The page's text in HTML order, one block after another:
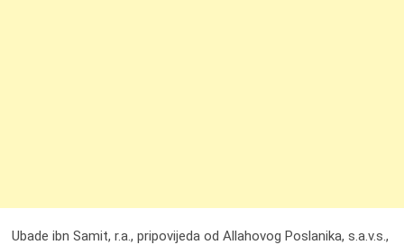
Ubade ibn Samit, r.a., pripovijeda od Allahovog Poslanika, s.a.v.s.,